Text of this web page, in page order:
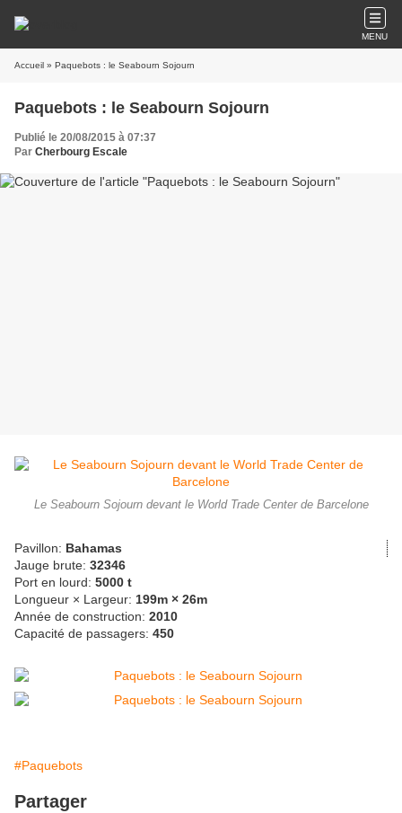
MENU
Accueil » Paquebots : le Seabourn Sojourn
Paquebots : le Seabourn Sojourn
Publié le 20/08/2015 à 07:37
Par Cherbourg Escale
Le Seabourn Sojourn devant le World Trade Center de Barcelone
Pavillon: Bahamas
Jauge brute: 32346
Port en lourd: 5000 t
Longueur × Largeur: 199m × 26m
Année de construction: 2010
Capacité de passagers: 450
#Paquebots
Partager